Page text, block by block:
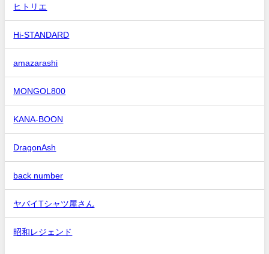
ヒトリエ
Hi-STANDARD
amazarashi
MONGOL800
KANA-BOON
DragonAsh
back number
ヤバイTシャツ屋さん
昭和レジェンド